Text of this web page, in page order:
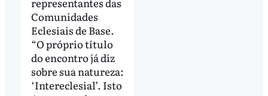
Comunidades
Eclesiais de Base.
“O próprio título
do encontro já diz
sobre sua natureza:
‘Intereclesial’. Isto